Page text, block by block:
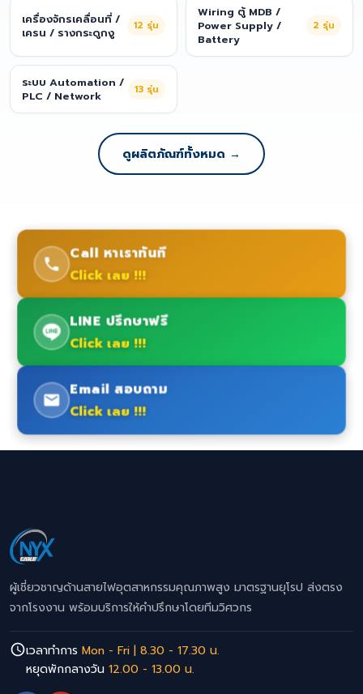
เครื่องจักรเคลื่อนที่ /
เครน / รางกระดูกงู
12 รุ่น
Wiring ตู้ MDB /
Power Supply /
Battery
2 รุ่น
ระบบ Automation /
PLC / Network
13 รุ่น
ดูผลิตภัณฑ์ทั้งหมด →
Call หาเราทันที
Click เลย !!!
LINE ปรึกษาฟรี
Click เลย !!!
Email สอบถาม
Click เลย !!!
ผู้เชี่ยวชาญด้านสายไฟอุตสาหกรรมคุณภาพสูง มาตรฐานยุโรป ส่งตรง
จากโรงงาน พร้อมบริการให้คำปรึกษาโดยทีมวิศวกร
เวลาทำการ Mon - Fri | 8.30 - 17.30 น.
หยุดพักกลางวัน 12.00 - 13.00 น.